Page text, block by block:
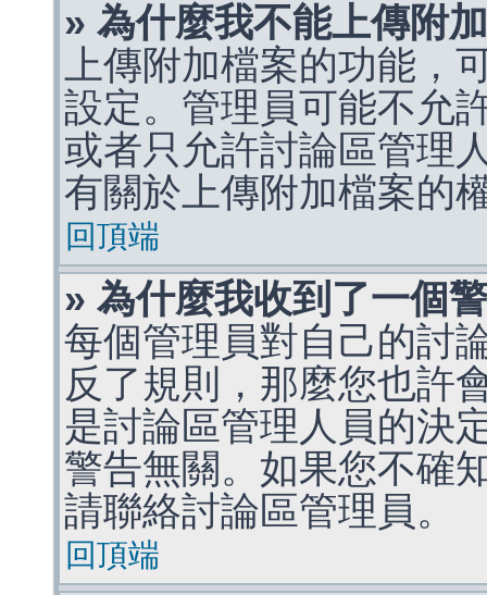
» 為什麼我不能上傳附
上傳附加檔案的功能，
設定。管理員可能不允
或者只允許討論區管理
有關於上傳附加檔案的
回頂端
» 為什麼我收到了一個
每個管理員對自己的討
反了規則，那麼您也許
是討論區管理人員的決
警告無關。如果您不確
請聯絡討論區管理員。
回頂端